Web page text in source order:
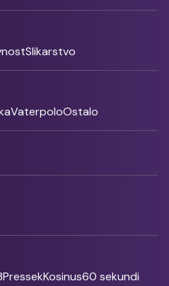
Slikarstvo
VaterpoloOstalo
PressekKosinus60 sekundi